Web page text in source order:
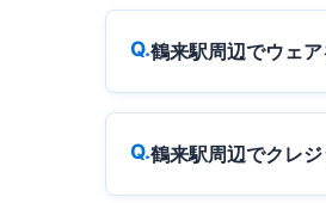
鶴来駅周辺でウェ
鶴来駅周辺でクレ